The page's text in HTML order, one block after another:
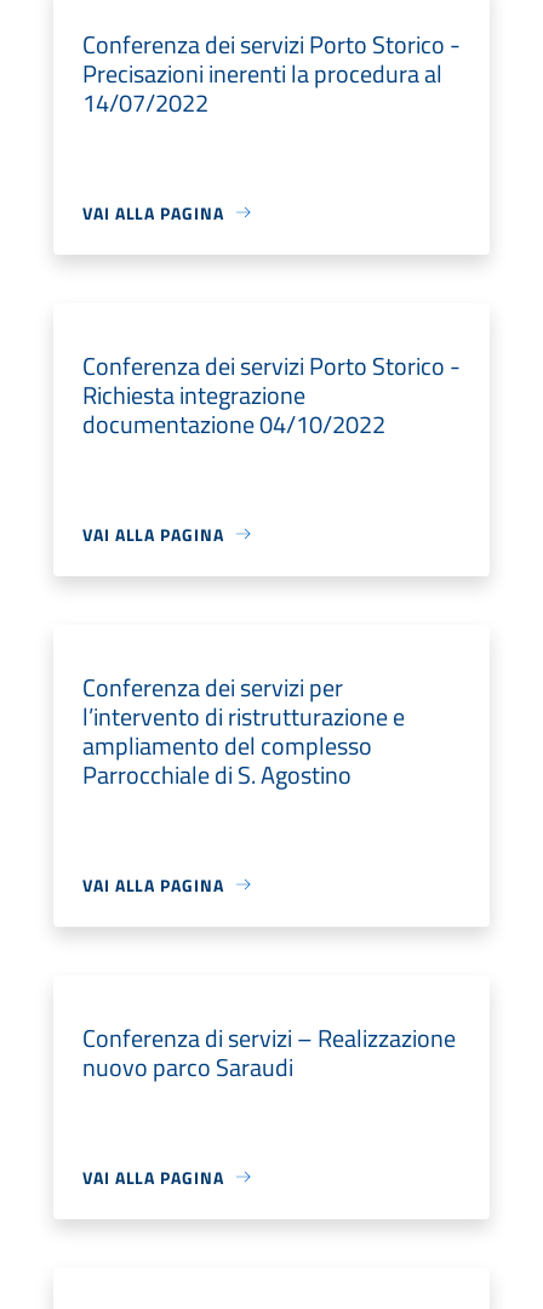
Conferenza dei servizi Porto Storico -
Precisazioni inerenti la procedura al
14/07/2022
VAI ALLA PAGINA
Conferenza dei servizi Porto Storico -
Richiesta integrazione
documentazione 04/10/2022
VAI ALLA PAGINA
Conferenza dei servizi per
l’intervento di ristrutturazione e
ampliamento del complesso
Parrocchiale di S. Agostino
VAI ALLA PAGINA
Conferenza di servizi – Realizzazione
nuovo parco Saraudi
VAI ALLA PAGINA